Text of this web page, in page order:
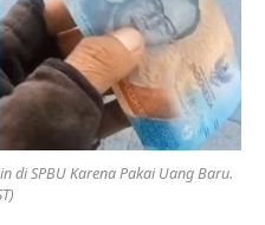
di SPBU Karena Pakai Uang Baru.